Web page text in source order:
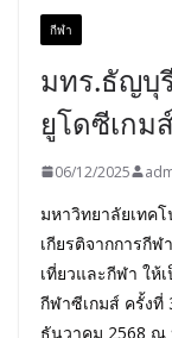
กีฬา
มทร.ธัญบุ
ยูโดซีเกม
06/12/2025
มหาวิทยาลัยเทค
เกียรติจากการกีฬ
เที่ยวและกีฬา ใ
กีฬาซีเกมส์ ครั้งที่
ธันวาคม 2568 ณ